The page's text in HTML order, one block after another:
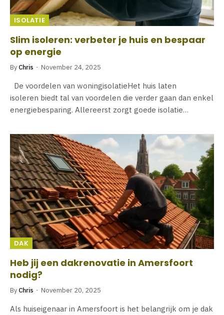
ISOLATIE
Slim isoleren: verbeter je huis en bespaar
op energie
By Chris November 24, 2025
De voordelen van woningisolatieHet huis laten
isoleren biedt tal van voordelen die verder gaan dan enkel
energiebesparing. Allereerst zorgt goede isolatie…
DAK
Heb jij een dakrenovatie in Amersfoort
nodig?
By Chris November 20, 2025
Als huiseigenaar in Amersfoort is het belangrijk om je dak